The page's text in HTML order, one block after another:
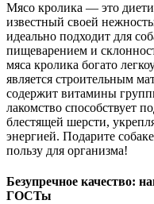
Мясо кролика — это
известный своей
идеально подходит для
пищеварением и
мяса кролика богато
является строительным
содержит витамины
лакомство способствует
блестящей шерсти,
энергией. Подарите
пользу для организма!
Безупречное качество:
ГОСТы